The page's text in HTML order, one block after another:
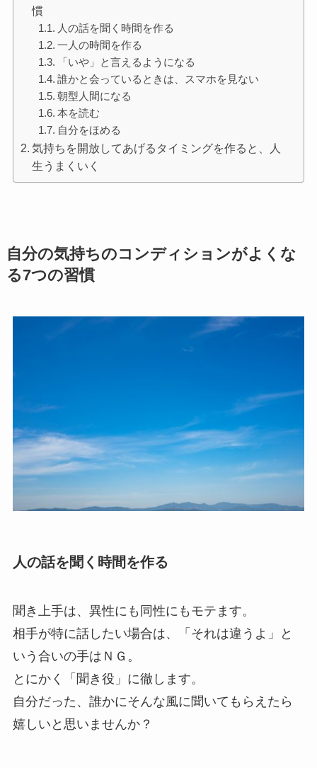
慣
人の話を聞く時間を作る
一人の時間を作る
「いや」と言えるようになる
誰かと会っているときは、スマホを見ない
朝型人間になる
本を読む
自分をほめる
気持ちを開放してあげるタイミングを作ると、人
生うまくいく
自分の気持ちのコンディションがよくな
る7つの習慣
人の話を聞く時間を作る
聞き上手は、異性にも同性にもモテます。
相手が特に話したい場合は、「それは違うよ」と
いう合いの手はＮＧ。
とにかく「聞き役」に徹します。
自分だった、誰かにそんな風に聞いてもらえたら
嬉しいと思いませんか？